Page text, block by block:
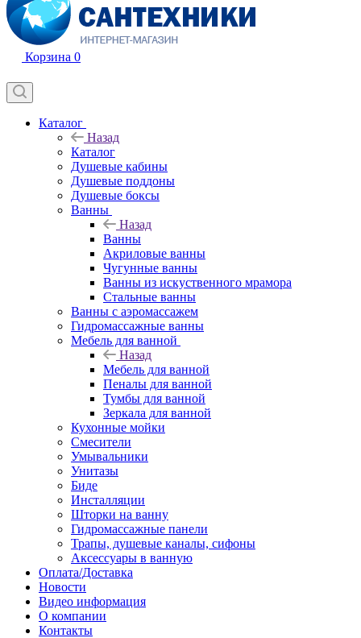
Корзина 0
Каталог
Назад
Каталог
Душевые кабины
Душевые поддоны
Душевые боксы
Ванны
Назад
Ванны
Акриловые ванны
Чугунные ванны
Ванны из искуственного мрамора
Стальные ванны
Ванны с аэромассажем
Гидромассажные ванны
Мебель для ванной
Назад
Мебель для ванной
Пеналы для ванной
Тумбы для ванной
Зеркала для ванной
Кухонные мойки
Смесители
Умывальники
Унитазы
Биде
Инсталляции
Шторки на ванну
Гидромассажные панели
Трапы, душевые каналы, сифоны
Аксессуары в ванную
Оплата/Доставка
Новости
Видео информация
О компании
Контакты